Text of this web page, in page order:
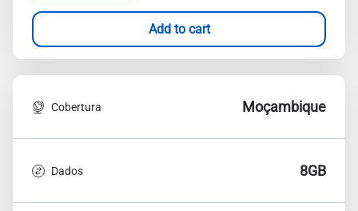
Add to cart
Cobertura Moçambique
Dados 8GB